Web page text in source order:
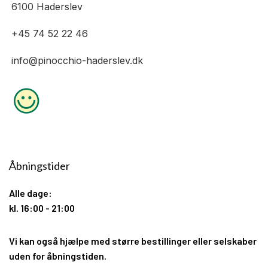
6100 Haderslev
+45 74 52 22 46
info@pinocchio-haderslev.dk
Åbningstider
Alle dage:
kl. 16:00 - 21:00
Vi kan også hjælpe med større bestillinger eller selskaber
uden for åbningstiden.